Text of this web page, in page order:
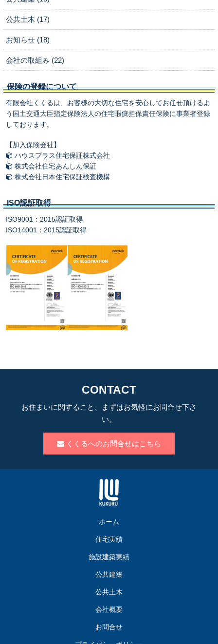
公共土木 (17)
お知らせ (18)
会社の取組み (22)
保険の登録について
有限会社くくるは、お客様の大切な住宅を安心してお任せ頂けるよ
う国土交通大臣指定保険法人の住宅瑕疵担保責任保険に事業者登録
しております。
【加入保険会社】
ハウスプラス住宅保証株式会社
株式会社住宅あんしん保証
株式会社日本住宅保証検査機構
ISO認証取得
ISO9001：2015認証取得
ISO14001：2015認証取得
CONTACT
お住まいに関すること、まずはお気軽にお問合せ下さ
い。
くくるへのお問合せはこちら
ホーム
住宅実績
施設建築実績
公共建築
公共土木
会社概要
お問合せ